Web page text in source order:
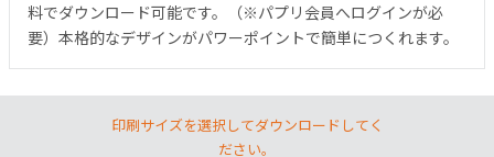
料でダウンロード可能です。（※パプリ会員へログインが必
要）本格的なデザインがパワーポイントで簡単につくれます。
印刷サイズを選択してダウンロードしてく
ださい。